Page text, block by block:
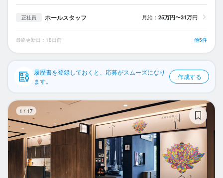
利用規約
正社員 ホールスタッフ 月給： 25万円〜31万円
最終更新日：18日前 他5件
履歴書を登録しておくと、応募がスムーズになり
ます。
作成する
1 / 17